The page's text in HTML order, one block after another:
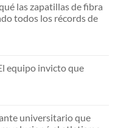
las zapatillas de fibra
todos los récords de
equipo invicto que
universitario que